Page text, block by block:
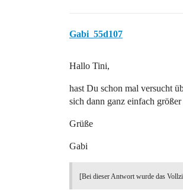
Gabi_55d107
Hallo Tini,
hast Du schon mal versucht
sich dann ganz einfach
Grüße
Gabi
[Bei dieser Antwort wurde das